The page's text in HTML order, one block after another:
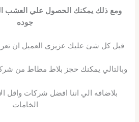
ومع ذلك يمكنك الحصول علي العشب
جوده
قبل كل شئ عليك عزيزى العميل ان
وبالتالي يمكنك حجز بلاط مطاط من
بلاضافه الي اننا افضل شركات واقل
الخامات